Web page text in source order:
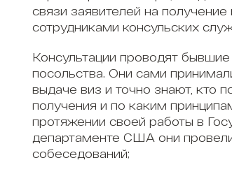
связи заявителей на
сотрудниками консульских
Консультации проводят бывшие
посольства. Они сами
выдаче виз и точно знают, кто
получения и по каким
протяжении своей работы в
департаменте США они
собеседований;